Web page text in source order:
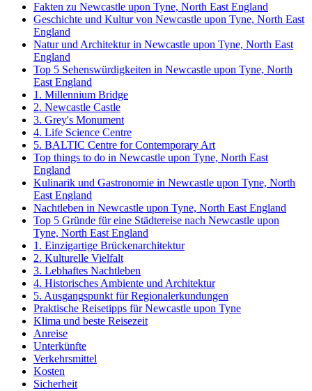
Fakten zu Newcastle upon Tyne, North East England
Geschichte und Kultur von Newcastle upon Tyne, North East
England
Natur und Architektur in Newcastle upon Tyne, North East
England
Top 5 Sehenswürdigkeiten in Newcastle upon Tyne, North
East England
1. Millennium Bridge
2. Newcastle Castle
3. Grey's Monument
4. Life Science Centre
5. BALTIC Centre for Contemporary Art
Top things to do in Newcastle upon Tyne, North East
England
Kulinarik und Gastronomie in Newcastle upon Tyne, North
East England
Nachtleben in Newcastle upon Tyne, North East England
Top 5 Gründe für eine Städtereise nach Newcastle upon
Tyne, North East England
1. Einzigartige Brückenarchitektur
2. Kulturelle Vielfalt
3. Lebhaftes Nachtleben
4. Historisches Ambiente und Architektur
5. Ausgangspunkt für Regionalerkundungen
Praktische Reisetipps für Newcastle upon Tyne
Klima und beste Reisezeit
Anreise
Unterkünfte
Verkehrsmittel
Kosten
Sicherheit